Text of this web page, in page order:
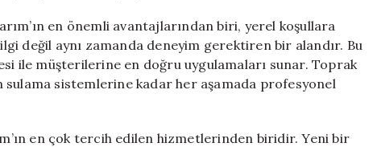
en önemli avantajlarından biri, yerel koşullara
değil aynı zamanda deneyim gerektiren bir alandır. Bu
ile müşterilerine en doğru uygulamaları sunar. Toprak
sulama sistemlerine kadar her aşamada profesyonel
en çok tercih edilen hizmetlerinden biridir. Yeni bir